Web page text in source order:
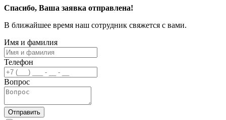
Спасибо, Ваша заявка отправлена!
В ближайшее время наш сотрудник свяжется с вами.
Имя и фамилия
Телефон
Вопрос
Отправить